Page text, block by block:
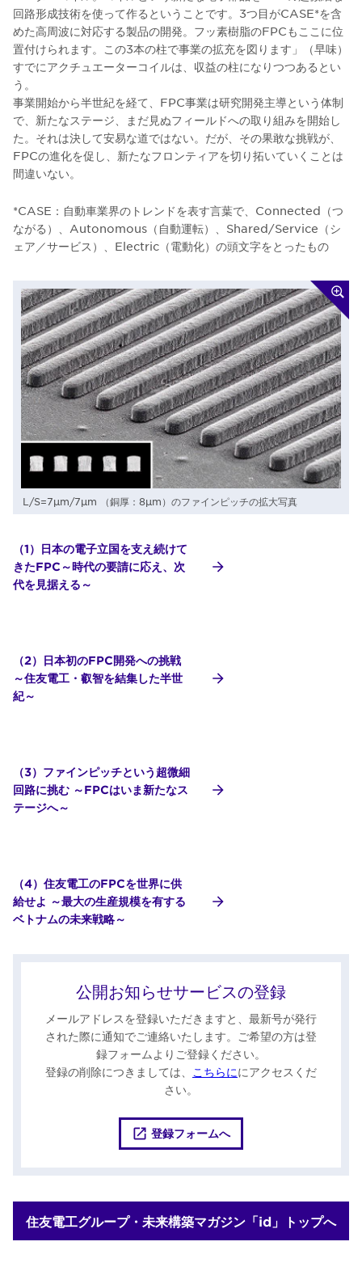
回路形成技術を使って作るということです。3つ目がCASE*を含
めた高周波に対応する製品の開発。フッ素樹脂のFPCもここに位
置付けられます。この3本の柱で事業の拡充を図ります」（早味）
すでにアクチュエーターコイルは、収益の柱になりつつあるとい
う。
事業開始から半世紀を経て、FPC事業は研究開発主導という体制
で、新たなステージ、まだ見ぬフィールドへの取り組みを開始し
た。それは決して安易な道ではない。だが、その果敢な挑戦が、
FPCの進化を促し、新たなフロンティアを切り拓いていくことは
間違いない。
*CASE：自動車業界のトレンドを表す言葉で、Connected（つ
ながる）、Autonomous（自動運転）、Shared/Service（シ
ェア／サービス）、Electric（電動化）の頭文字をとったもの
L/S=7µm/7µm （銅厚：8µm）のファインピッチの拡大写真
（1）日本の電子立国を支え続けて
きたFPC～時代の要請に応え、次
代を見据える～
（2）日本初のFPC開発への挑戦
～住友電工・叡智を結集した半世
紀～
（3）ファインピッチという超微細
回路に挑む ～FPCはいま新たなス
テージへ～
（4）住友電工のFPCを世界に供
給せよ ～最大の生産規模を有する
ベトナムの未来戦略～
公開お知らせサービスの登録
メールアドレスを登録いただきますと、最新号が発行
された際に通知でご連絡いたします。ご希望の方は登
録フォームよりご登録ください。
登録の削除につきましては、
こちらににアクセスくだ
さい。
登録フォームへ
住友電工グループ・未来構築マガジン「id」トップへ